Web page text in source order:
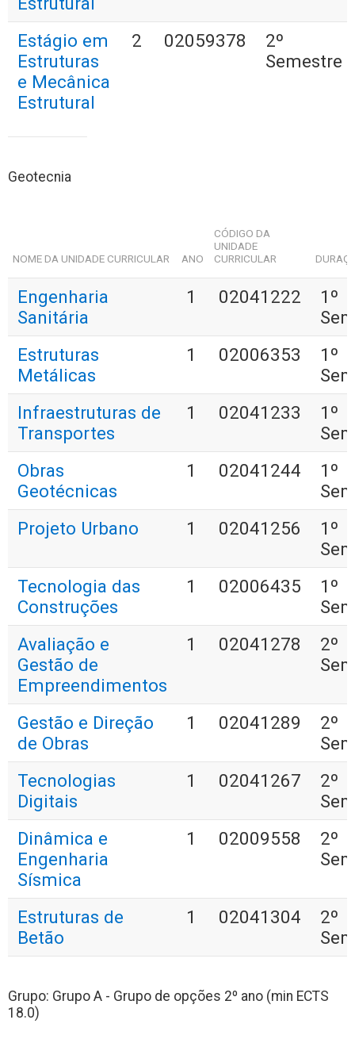
Estágio em
Estruturas
e Mecânica
Estrutural
2 02059378
2º
Semestre
Geotecnia
NOME DA UNIDADE CURRICULAR ANO
CÓDIGO DA
UNIDADE
CURRICULAR
Engenharia
Sanitária
1 02041222
1º
Estruturas
Metálicas
1 02006353
1º
Infraestruturas de
Transportes
1 02041233
1º
Obras
Geotécnicas
1 02041244
1º
Projeto Urbano
1 02041256
1º
Tecnologia das
Construções
1 02006435
1º
Avaliação e
Gestão de
Empreendimentos
1 02041278
2º
Gestão e Direção
de Obras
1 02041289
2º
Tecnologias
Digitais
1 02041267
2º
Dinâmica e
Engenharia
Sísmica
1 02009558
2º
Estruturas de
Betão
1 02041304
2º
Grupo: Grupo A - Grupo de opções 2º ano (min ECTS
18.0)